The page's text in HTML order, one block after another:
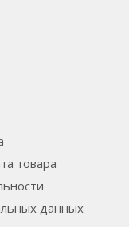
товара
данных